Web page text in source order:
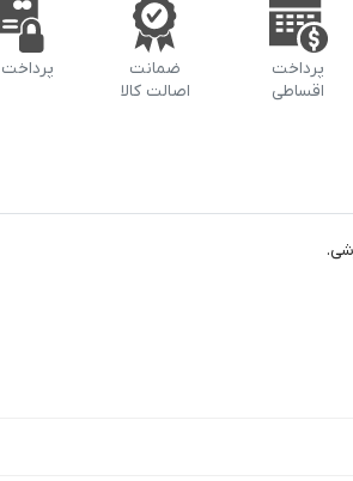
پرداخت
اقساطی
ضمانت
اصالت کالا